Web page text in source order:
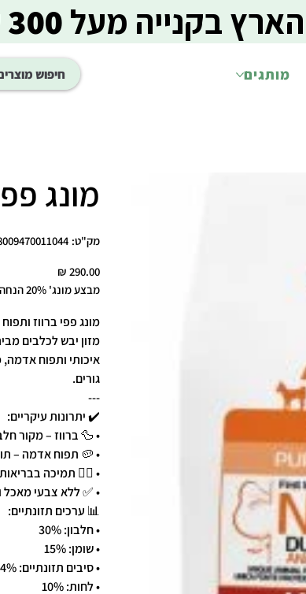
מותגים
בקנייה מעל300 ש״ח
מונג
מק"ט:
מחיר
‏290.00 ‏₪
מבצע מונג' 20% הנחה על השק השני
מונג פפי ברווז ותפוח
מזון יבש לכלבים
איכותי ותפוח
גורים.
---
✔️ יתרונות עיקריים:
• 🦆 ברווז – מקור
• 🥔 תפוח אדמה –
• 🧑‍⚕️ תמיכה
• ✅ ללא צבעי מאכל
📊 ערכים תזונתיים:
• חלבון: 30%
• שומן: 15%
• סיבים תזונתיים: 4%
• לחות: 10%